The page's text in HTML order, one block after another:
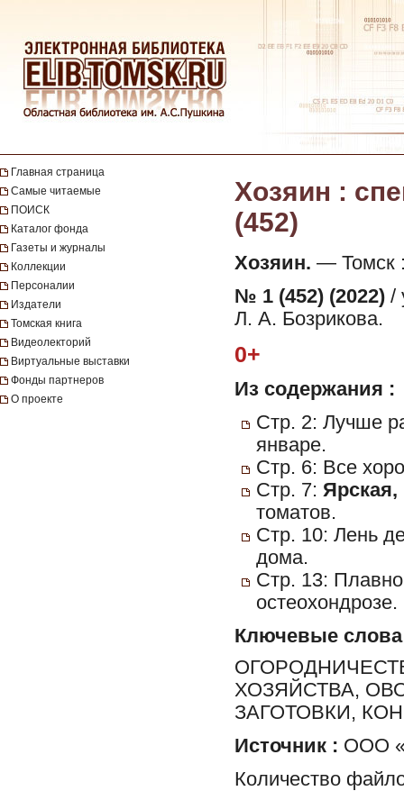
Главная страница
Самые читаемые
ПОИСК
Каталог фонда
Газеты и журналы
Коллекции
Персоналии
Издатели
Томская книга
Видеолекторий
Виртуальные выставки
Фонды партнеров
О проекте
Хозяин :
(452)
Хозяин. — Томск
№ 1 (452) (2022) /
Л. А. Бозрикова.
0+
Из содержания :
Стр. 2: Лучше
январе.
Стр. 6: Все
Стр. 7:
томатов.
Стр. 10: Лень
дома.
Стр. 13:
остеохондрозе.
Ключевые слова
ХОЗЯЙСТВА,
ЗАГОТОВКИ,
Источник : ООО
Количество